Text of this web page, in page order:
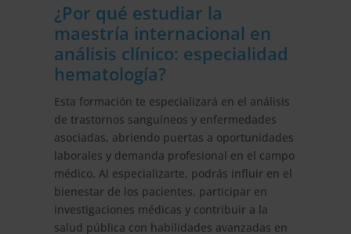
¿Por qué estudiar la
maestría internacional en
análisis clínico: especialidad
hematología?
Esta formación te especializará en el análisis
de trastornos sanguíneos y enfermedades
asociadas, abriendo puertas a oportunidades
laborales y demanda profesional en el campo
médico. Al especializarte, podrás influir en el
bienestar de los pacientes, participar en
investigaciones médicas y contribuir a la
salud pública con habilidades avanzadas en